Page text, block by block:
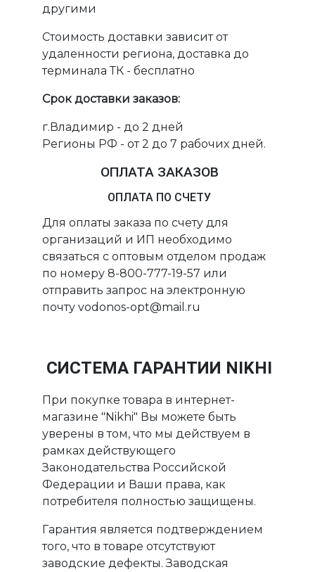
другими
Стоимость доставки зависит от
удаленности региона, доставка до
терминала ТК - бесплатно
Срок доставки заказов:
г.Владимир - до 2 дней
Регионы РФ - от 2 до 7 рабочих дней.
ОПЛАТА ЗАКАЗОВ
ОПЛАТА ПО СЧЕТУ
Для оплаты заказа по счету для
организаций и ИП необходимо
связаться с оптовым отделом продаж
по номеру 8-800-777-19-57 или
отправить запрос на электронную
почту vodonos-opt@mail.ru
СИСТЕМА ГАРАНТИИ NIKHI
При покупке товара в интернет-
магазине "Nikhi" Вы можете быть
уверены в том, что мы действуем в
рамках действующего
Законодательства Российской
Федерации и Ваши права, как
потребителя полностью защищены.
Гарантия является подтверждением
того, что в товаре отсутствуют
заводские дефекты. Заводская